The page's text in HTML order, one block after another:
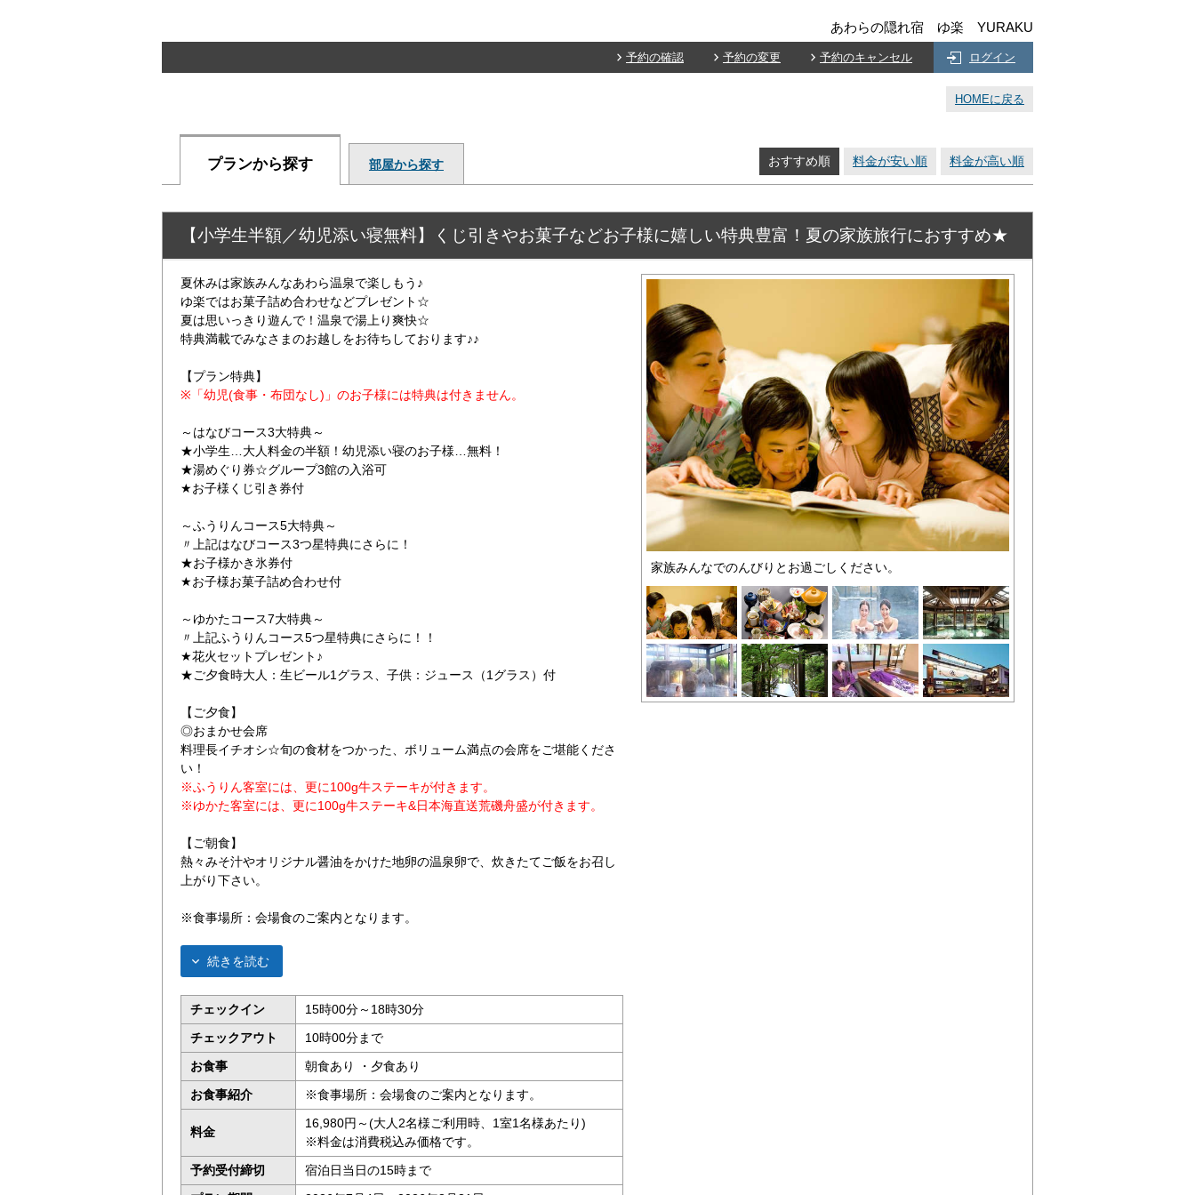
あわらの隠れ宿 ゆ楽 YURAKU
予約の確認 予約の変更 予約のキャンセル ログイン
HOMEに戻る
プランから探す 部屋から探す おすすめ順 料金が安い順 料金が高い順
【小学生半額／幼児添い寝無料】くじ引きやお菓子などお子様に嬉しい特典豊富！夏の家族旅行におすすめ★
夏休みは家族みんなあわら温泉で楽しもう♪
ゆ楽ではお菓子詰め合わせなどプレゼント☆
夏は思いっきり遊んで！温泉で湯上り爽快☆
特典満載でみなさまのお越しをお待ちしております♪♪
【プラン特典】
※「幼児(食事・布団なし)」のお子様には特典は付きません。
～はなびコース3大特典～
★小学生…大人料金の半額！幼児添い寝のお子様…無料！
★湯めぐり券☆グループ3館の入浴可
★お子様くじ引き券付
～ふうりんコース5大特典～
〃上記はなびコース3つ星特典にさらに！
★お子様かき氷券付
★お子様お菓子詰め合わせ付
～ゆかたコース7大特典～
〃上記ふうりんコース5つ星特典にさらに！！
★花火セットプレゼント♪
★ご夕食時大人：生ビール1グラス、子供：ジュース（1グラス）付
【ご夕食】
◎おまかせ会席
料理長イチオシ☆旬の食材をつかった、ボリューム満点の会席をご堪能くださ
い！
※ふうりん客室には、更に100g牛ステーキが付きます。
※ゆかた客室には、更に100g牛ステーキ&日本海直送荒磯舟盛が付きます。
【ご朝食】
熱々みそ汁やオリジナル醤油をかけた地卵の温泉卵で、炊きたてご飯をお召し
上がり下さい。
※食事場所：会場食のご案内となります。
続きを読む
チェックイン
15時00分～18時30分
チェックアウト
10時00分まで
お食事
朝食あり ・夕食あり
お食事紹介
※食事場所：会場食のご案内となります。
料金
16,980円～(大人2名様ご利用時、1室1名様あたり)
※料金は消費税込み価格です。
予約受付締切
宿泊日当日の15時まで
家族みんなでのんびりとお過ごしください。